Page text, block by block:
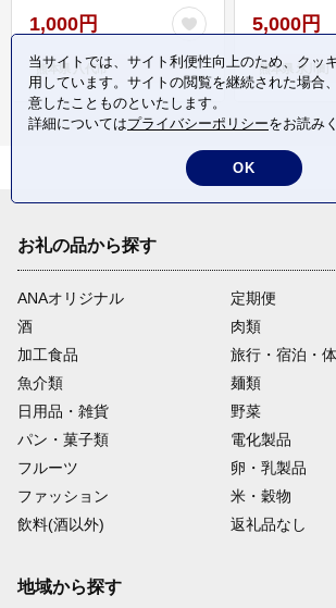
1,000円
熊本県 八代市
5,000円
熊本県 氷川町
お礼の品から探す
ANAオリジナル
定期便
酒
肉類
加工食品
旅行・宿泊・
魚介類
麺類
日用品・雑貨
野菜
パン・菓子類
電化製品
フルーツ
卵・乳製品
ファッション
米・穀物
飲料(酒以外)
返礼品なし
地域から探す
当サイトでは、サイト利便性向上のため、クッ
用しています。サイトの閲覧を継続された場合
意したことものといたします。
詳細についてはプライバシーポリシーをお読み
OK